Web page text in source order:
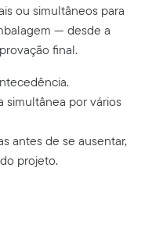
ou simultâneos para
— desde a
final.
simultânea por vários
antes de se ausentar,
projeto.